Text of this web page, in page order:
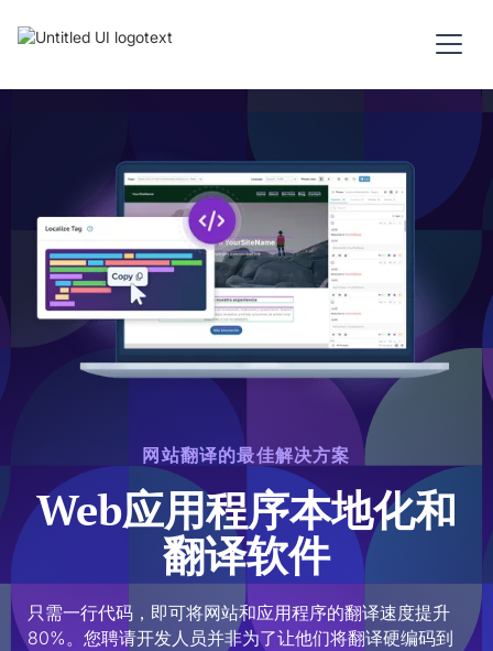
网站翻译的最佳解决方案
Web应用程序本地化和
翻译软件
只需一行代码，即可将网站和应用程序的翻译速度提升
80%。您聘请开发人员并非为了让他们将翻译硬编码到